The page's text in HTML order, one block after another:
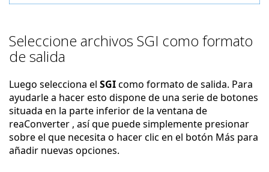
Seleccione archivos SGI como formato
de salida
Luego selecciona el SGIcomo formato de salida. Para
ayudarle a hacer esto dispone de una serie de botones
situada en la parte inferior de la ventana de
reaConverter , así que puede simplemente presionar
sobre el que necesita o hacer clic en el botón Más para
añadir nuevas opciones.